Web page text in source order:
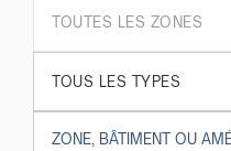
TOUTES LES ZONES
TOUS LES TYPES